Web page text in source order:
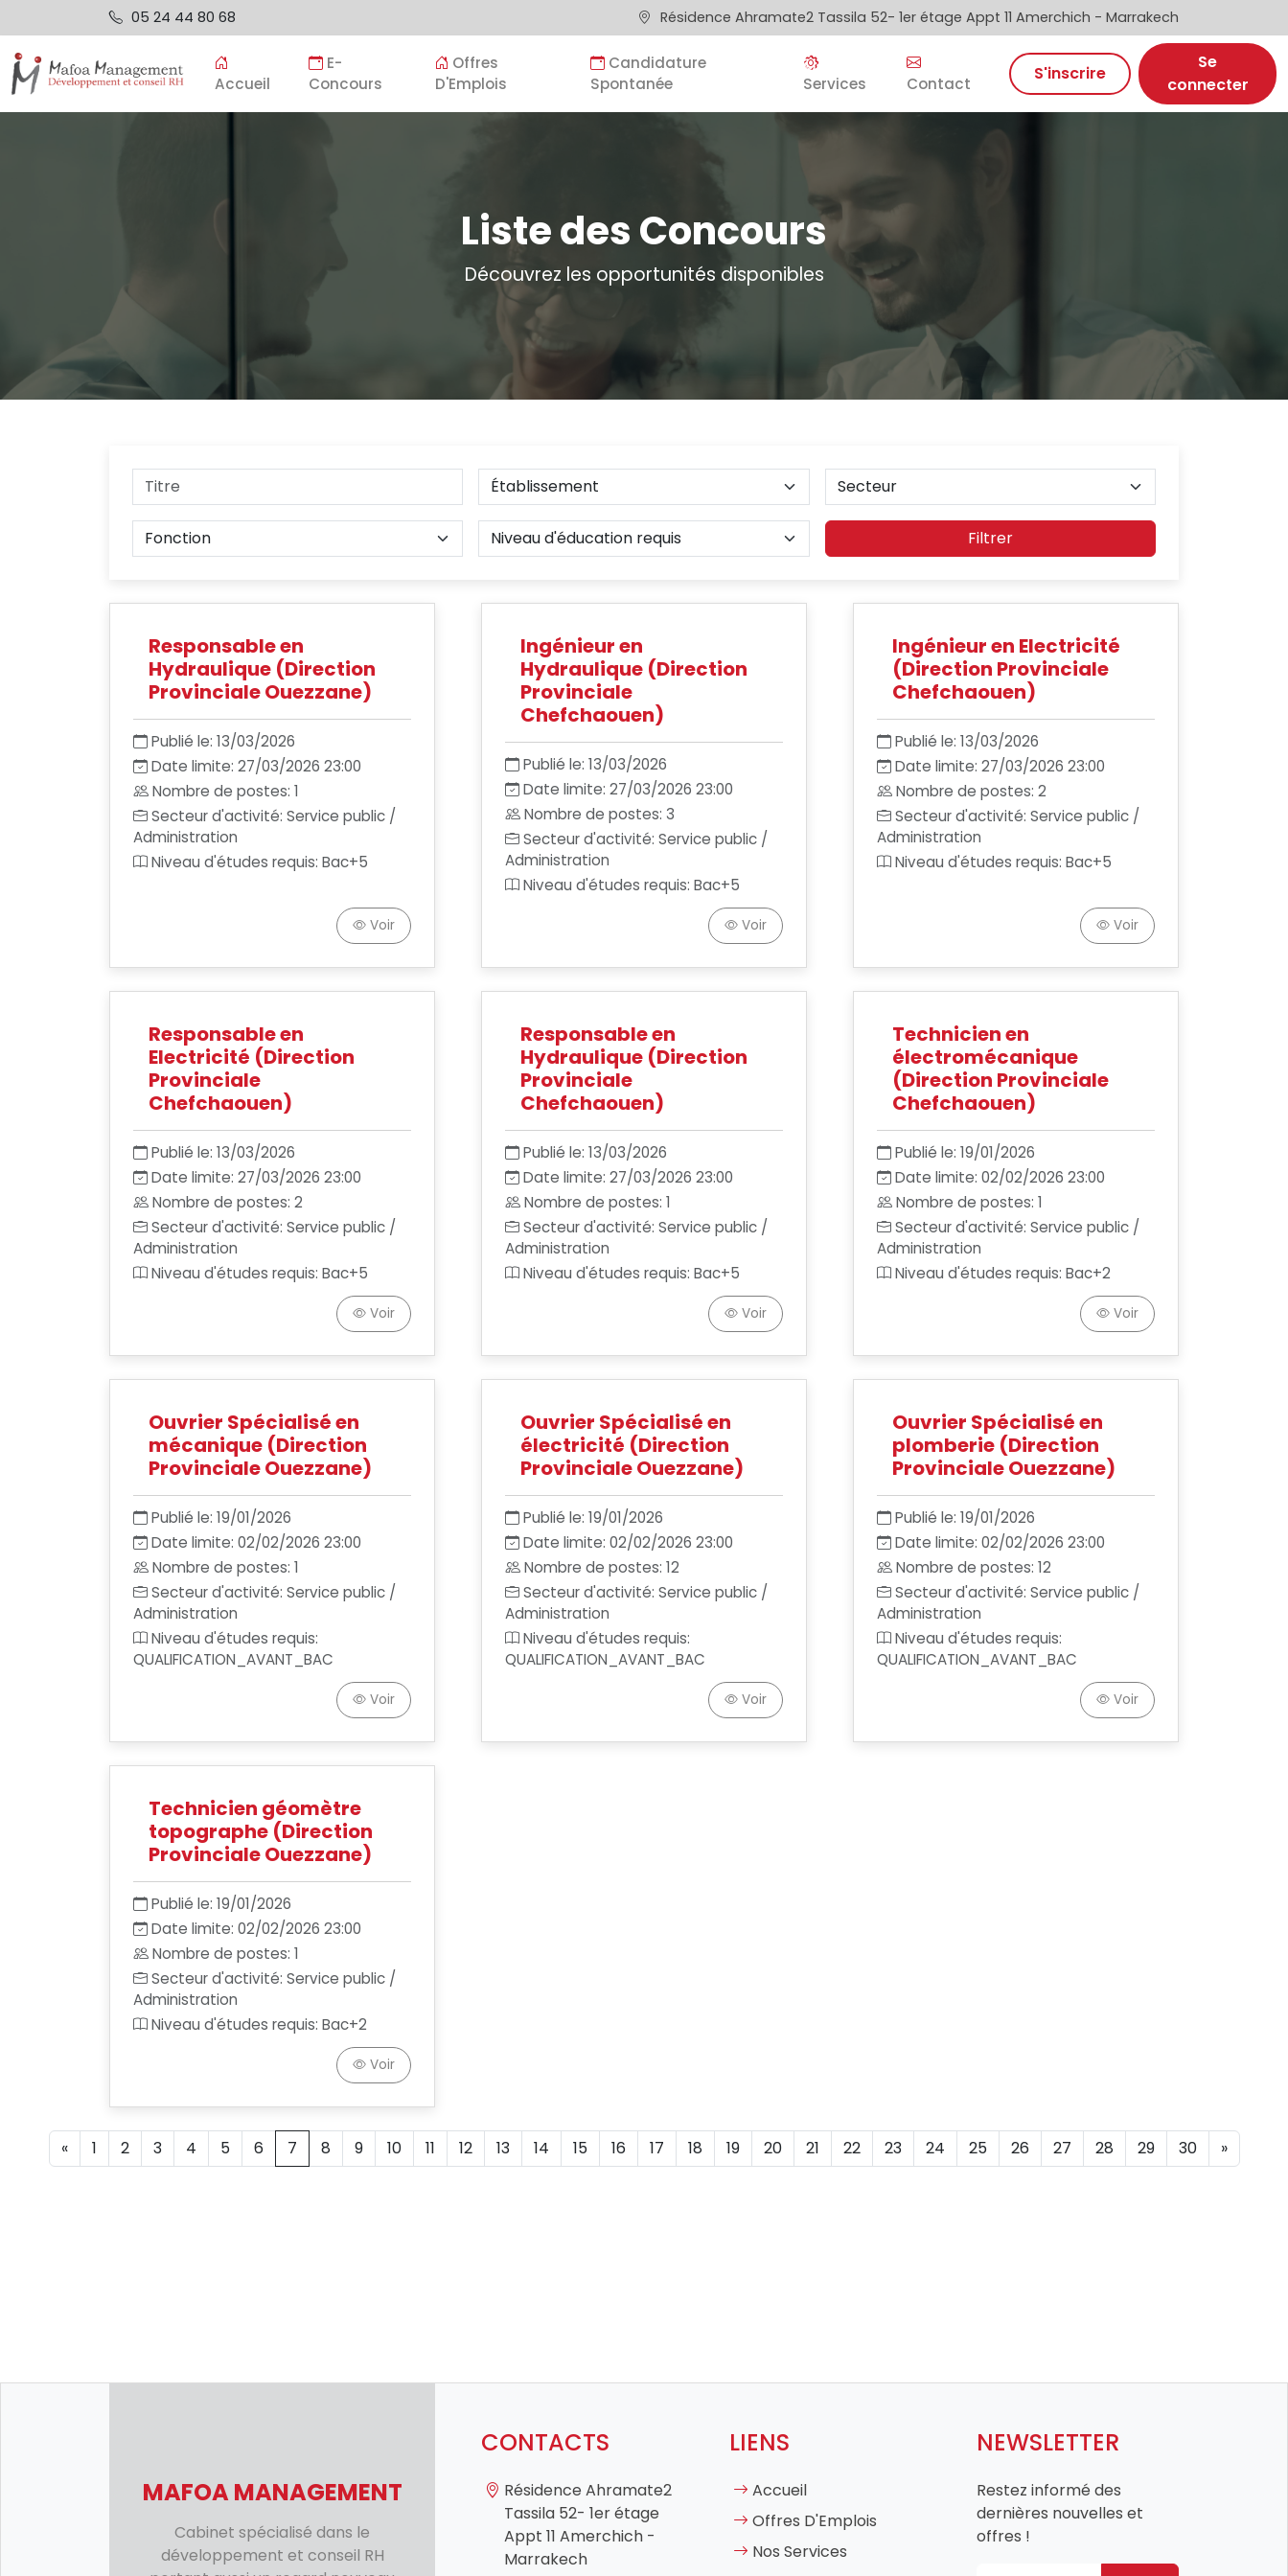
05 24 44 80 68 Résidence Ahramate2 Tassila 52- 1er étage Appt 11 Amerchich - Marrakech
Accueil
E-
Concours
Offres
D'Emplois
Candidature
Spontanée
Services Contact S'inscrire
Se
connecter
Liste des Concours
Découvrez les opportunités disponibles
Filtrer
Responsable en
Hydraulique (Direction
Provinciale Ouezzane)
Publié le: 13/03/2026
Date limite: 27/03/2026 23:00
Nombre de postes: 1
Secteur d'activité: Service public /
Administration
Niveau d'études requis: Bac+5
Voir
Ingénieur en
Hydraulique (Direction
Provinciale
Chefchaouen)
Publié le: 13/03/2026
Date limite: 27/03/2026 23:00
Nombre de postes: 3
Secteur d'activité: Service public /
Administration
Niveau d'études requis: Bac+5
Voir
Ingénieur en Electricité
(Direction Provinciale
Chefchaouen)
Publié le: 13/03/2026
Date limite: 27/03/2026 23:00
Nombre de postes: 2
Secteur d'activité: Service public /
Administration
Niveau d'études requis: Bac+5
Voir
Responsable en
Electricité (Direction
Provinciale
Chefchaouen)
Publié le: 13/03/2026
Date limite: 27/03/2026 23:00
Nombre de postes: 2
Secteur d'activité: Service public /
Administration
Niveau d'études requis: Bac+5
Voir
Responsable en
Hydraulique (Direction
Provinciale
Chefchaouen)
Publié le: 13/03/2026
Date limite: 27/03/2026 23:00
Nombre de postes: 1
Secteur d'activité: Service public /
Administration
Niveau d'études requis: Bac+5
Voir
Technicien en
électromécanique
(Direction Provinciale
Chefchaouen)
Publié le: 19/01/2026
Date limite: 02/02/2026 23:00
Nombre de postes: 1
Secteur d'activité: Service public /
Administration
Niveau d'études requis: Bac+2
Voir
Ouvrier Spécialisé en
mécanique (Direction
Provinciale Ouezzane)
Publié le: 19/01/2026
Date limite: 02/02/2026 23:00
Nombre de postes: 1
Secteur d'activité: Service public /
Administration
Niveau d'études requis:
QUALIFICATION_AVANT_BAC
Voir
Ouvrier Spécialisé en
électricité (Direction
Provinciale Ouezzane)
Publié le: 19/01/2026
Date limite: 02/02/2026 23:00
Nombre de postes: 12
Secteur d'activité: Service public /
Administration
Niveau d'études requis:
QUALIFICATION_AVANT_BAC
Voir
Ouvrier Spécialisé en
plomberie (Direction
Provinciale Ouezzane)
Publié le: 19/01/2026
Date limite: 02/02/2026 23:00
Nombre de postes: 12
Secteur d'activité: Service public /
Administration
Niveau d'études requis:
QUALIFICATION_AVANT_BAC
Voir
Technicien géomètre
topographe (Direction
Provinciale Ouezzane)
Publié le: 19/01/2026
Date limite: 02/02/2026 23:00
Nombre de postes: 1
Secteur d'activité: Service public /
Administration
Niveau d'études requis: Bac+2
Voir
« 1 2 3 4 5 6 7 8 9 10 11 12 13 14 15 16 17 18 19 20 21 22 23 24 25 26 27 28 29 30 »
MAFOA MANAGEMENT
Cabinet spécialisé dans le
développement et conseil RH
CONTACTS
Résidence Ahramate2
Tassila 52- 1er étage
Appt 11 Amerchich -
Marrakech
LIENS
Accueil
Offres D'Emplois
Nos Services
NEWSLETTER
Restez informé des
dernières nouvelles et
offres !